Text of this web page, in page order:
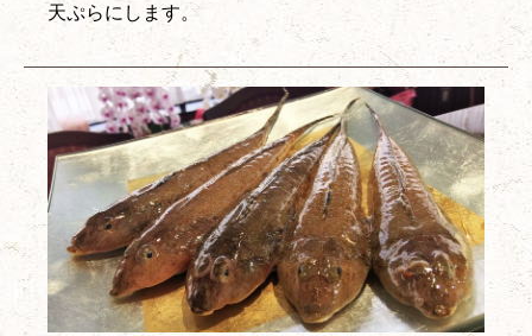
天ぷらにします。